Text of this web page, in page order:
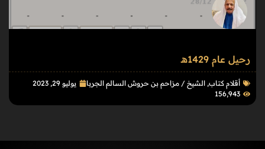
رحيل عام 1429هـ
أقلام كتاب, الشيخ / مزاحم بن حروش السالم الجربا
يوليو 29, 2023
156٬943